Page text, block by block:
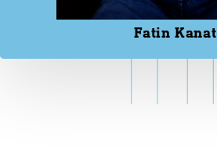
Fatin Kanat